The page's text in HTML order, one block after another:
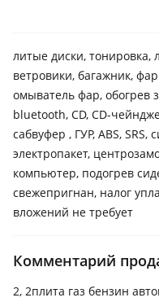
литые диски, тонировка,
ветровики, багажник,
омыватель фар, обогрев
bluetooth, CD, CD-
сабвуфер , ГУР, ABS,
электропакет,
компьютер, подогрев
свежепригнан, налог
вложений не требует
Комментарий
2, 2плита газ бензин